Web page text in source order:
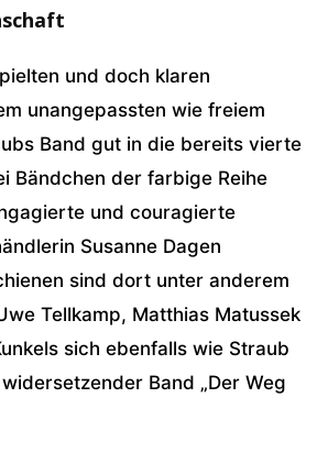
und doch klaren
unangepassten wie freiem
Band gut in die bereits vierte
Bändchen der farbige Reihe
und couragierte
Susanne Dagen
sind dort unter anderem
Tellkamp, Matthias Matussek
sich ebenfalls wie Straub
Band „Der Weg